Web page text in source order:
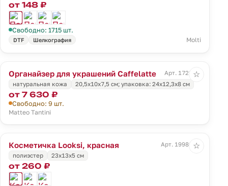
от 148 ₽
Свободно: 1715 шт.
DTF Шелкография Molti
Органайзер для украшений Caffelatte
Арт. 1728.10
натуральная кожа
20,5х10х7,5 см; упаковка: 24х12,3х8 см
от 7 630 ₽
Свободно: 9 шт.
Matteo Tantini
☆
Косметичка Looksi, красная
Арт. 19986.50
полиэстер
23х13х5 см
от 260 ₽
☆